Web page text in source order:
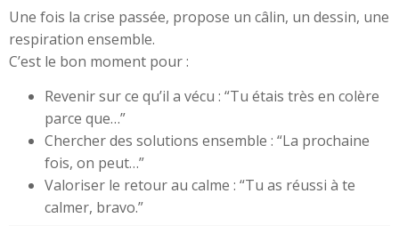
Une fois la crise passée, propose un câlin, un dessin, une
respiration ensemble.
C’est le bon moment pour :
Revenir sur ce qu’il a vécu : “Tu étais très en colère
parce que…”
Chercher des solutions ensemble : “La prochaine
fois, on peut…”
Valoriser le retour au calme : “Tu as réussi à te
calmer, bravo.”